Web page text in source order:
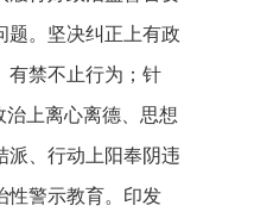
题。坚决纠正上有政
有禁不止行为；针
治上离心离德、思想
派、行动上阳奉阴违
性警示教育。印发